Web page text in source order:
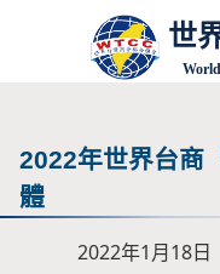
世
2022年世界台商
體
2022年1月18日